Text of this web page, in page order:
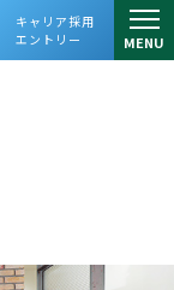
キャリア採用
エントリー
MENU